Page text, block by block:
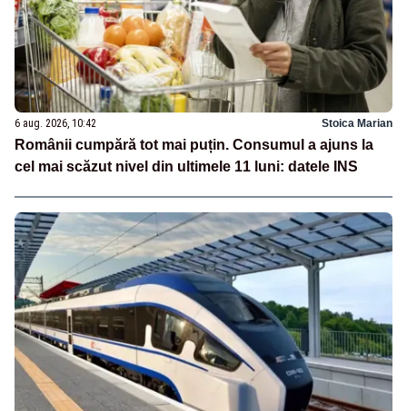
6 aug. 2026, 10:42 Stoica Marian
Românii cumpără tot mai puțin. Consumul a ajuns la
cel mai scăzut nivel din ultimele 11 luni: datele INS